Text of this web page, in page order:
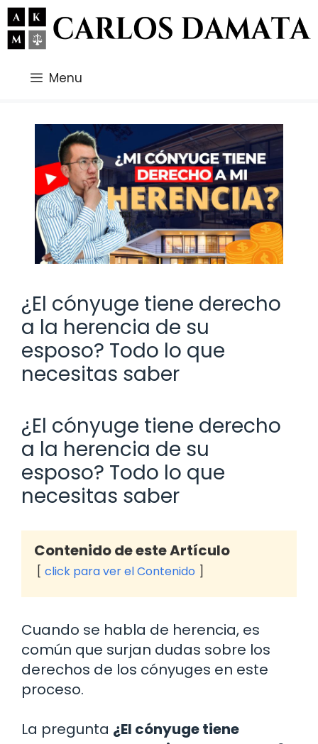
Saltar
al
contenido
Menu
¿El cónyuge tiene derecho
a la herencia de su
esposo? Todo lo que
necesitas saber
¿El cónyuge tiene derecho
a la herencia de su
esposo? Todo lo que
necesitas saber
Contenido de este Artículo
click para ver el Contenido
Cuando se habla de herencia, es
común que surjan dudas sobre los
derechos de los cónyuges en este
proceso.
La pregunta ¿El cónyuge tiene